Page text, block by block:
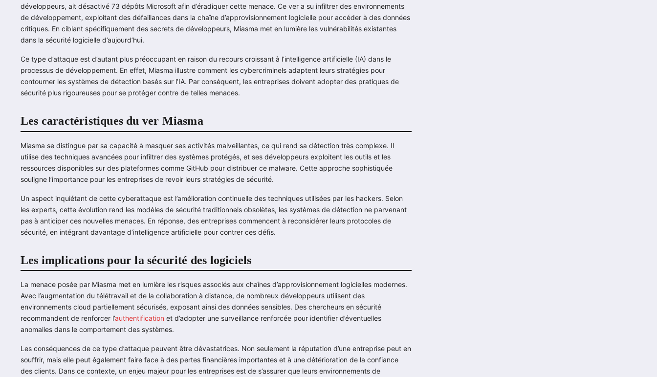
développeurs, ait désactivé 73 dépôts Microsoft afin d’éradiquer cette menace. Ce ver a su infiltrer des environnements
de développement, exploitant des défaillances dans la chaîne d’approvisionnement logicielle pour accéder à des données
critiques. En ciblant spécifiquement des secrets de développeurs, Miasma met en lumière les vulnérabilités existantes
dans la sécurité logicielle d’aujourd’hui.
Ce type d’attaque est d’autant plus préoccupant en raison du recours croissant à l’intelligence artificielle (IA) dans le
processus de développement. En effet, Miasma illustre comment les cybercriminels adaptent leurs stratégies pour
contourner les systèmes de détection basés sur l’IA. Par conséquent, les entreprises doivent adopter des pratiques de
sécurité plus rigoureuses pour se protéger contre de telles menaces.
Les caractéristiques du ver Miasma
Miasma se distingue par sa capacité à masquer ses activités malveillantes, ce qui rend sa détection très complexe. Il
utilise des techniques avancées pour infiltrer des systèmes protégés, et ses développeurs exploitent les outils et les
ressources disponibles sur des plateformes comme GitHub pour distribuer ce malware. Cette approche sophistiquée
souligne l’importance pour les entreprises de revoir leurs stratégies de sécurité.
Un aspect inquiétant de cette cyberattaque est l’amélioration continuelle des techniques utilisées par les hackers. Selon
les experts, cette évolution rend les modèles de sécurité traditionnels obsolètes, les systèmes de détection ne parvenant
pas à anticiper ces nouvelles menaces. En réponse, des entreprises commencent à reconsidérer leurs protocoles de
sécurité, en intégrant davantage d’intelligence artificielle pour contrer ces défis.
Les implications pour la sécurité des logiciels
La menace posée par Miasma met en lumière les risques associés aux chaînes d’approvisionnement logicielles modernes.
Avec l’augmentation du télétravail et de la collaboration à distance, de nombreux développeurs utilisent des
environnements cloud partiellement sécurisés, exposant ainsi des données sensibles. Des chercheurs en sécurité
recommandent de renforcer l’authentification et d’adopter une surveillance renforcée pour identifier d’éventuelles
anomalies dans le comportement des systèmes.
Les conséquences de ce type d’attaque peuvent être dévastatrices. Non seulement la réputation d’une entreprise peut en
souffrir, mais elle peut également faire face à des pertes financières importantes et à une détérioration de la confiance
des clients. Dans ce contexte, un enjeu majeur pour les entreprises est de s’assurer que leurs environnements de